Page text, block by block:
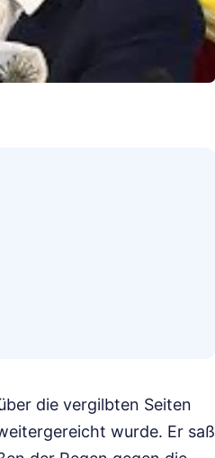
die vergilbten Seiten
wurde. Er saß